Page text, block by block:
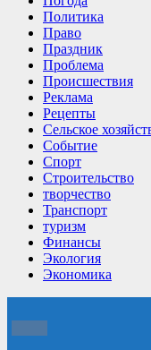
Политика
Право
Праздник
Проблема
Происшествия
Реклама
Рецепты
Сельское
Событие
Спорт
Строительство
творчество
Транспорт
туризм
Финансы
Экология
Экономика